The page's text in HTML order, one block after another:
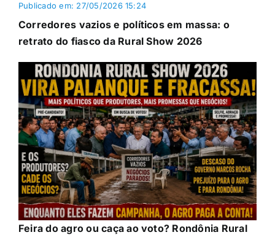
Publicado em: 27/05/2026 15:24
Corredores vazios e políticos em massa: o
retrato do fiasco da Rural Show 2026
Feira do agro ou caça ao voto? Rondônia Rural